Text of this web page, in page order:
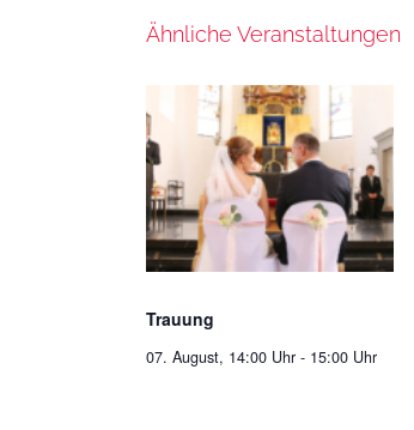
Ähnliche Veranstaltungen
Trauung
07. August, 14:00 Uhr - 15:00 Uhr